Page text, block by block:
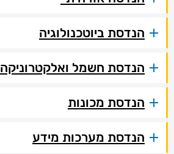
הנדסת ביוטכנולוגיה
הנדסת חשמל ואלקטרוניקה
הנדסת מכונות
הנדסת מערכות מידע